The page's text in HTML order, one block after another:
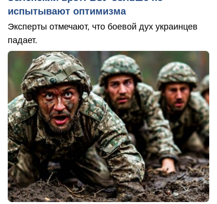
испытывают оптимизма
Эксперты отмечают, что боевой дух украинцев
падает.